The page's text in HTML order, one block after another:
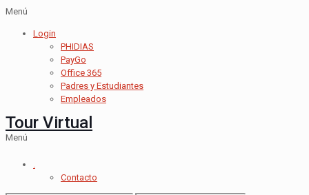
Menú
Login
PHIDIAS
PayGo
Office 365
Padres y Estudiantes
Empleados
Tour Virtual
Menú
.
Contacto